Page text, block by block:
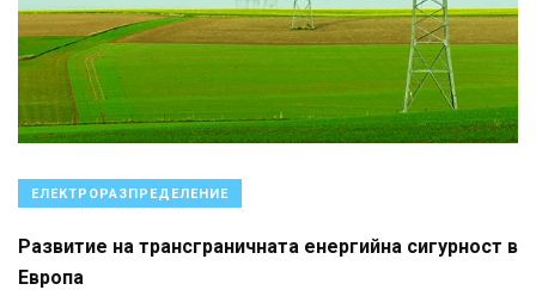
ЕЛЕКТРОРАЗПРЕДЕЛЕНИЕ
Развитие на трансграничната енергийна сигурност в
Европа